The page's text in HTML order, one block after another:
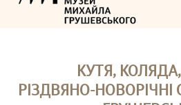
КУТЯ,
РІЗДВЯНО-НОВОРІЧНІ